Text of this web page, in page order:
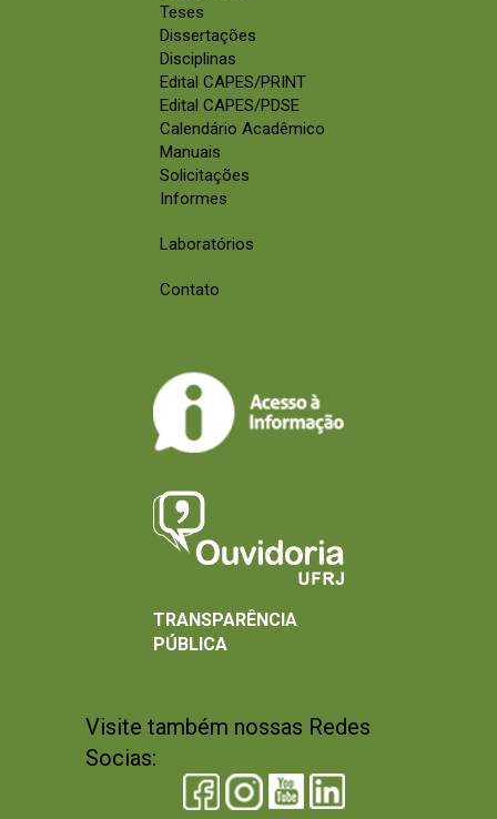
Teses
Dissertações
Disciplinas
Edital CAPES/PRINT
Edital CAPES/PDSE
Calendário Acadêmico
Manuais
Solicitações
Informes
Laboratórios
Contato
Visite também nossas Redes
Socias:
TRANSPARÊNCIA
PÚBLICA